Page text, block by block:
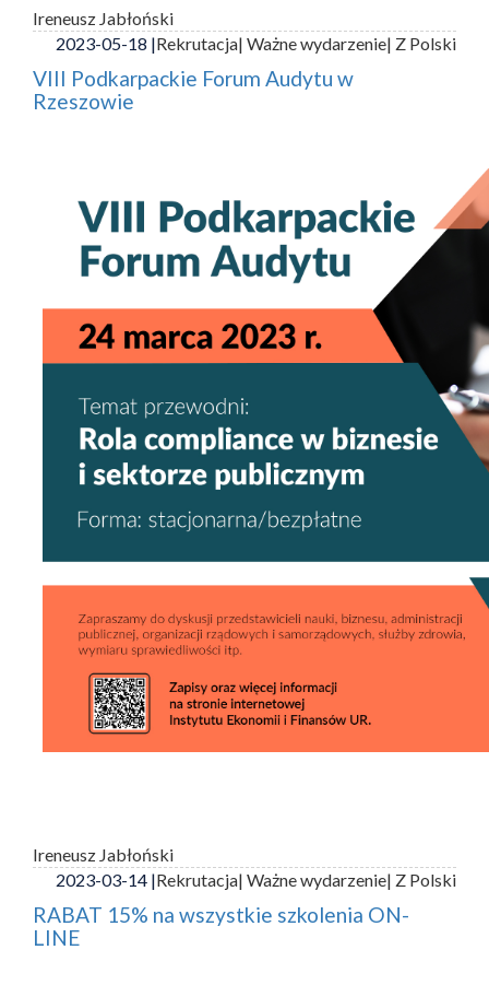
Ireneusz Jabłoński
2023-05-18 |Rekrutacja| Ważne wydarzenie| Z Polski
VIII Podkarpackie Forum Audytu w
Rzeszowie
Ireneusz Jabłoński
2023-03-14 |Rekrutacja| Ważne wydarzenie| Z Polski
RABAT 15% na wszystkie szkolenia ON-
LINE